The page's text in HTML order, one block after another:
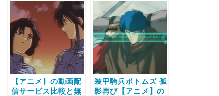
ビス比較と無料で全
話視聴する方法
ビス比較と無料で全
話視聴する方法
【アニメ】の動画配
信サービス比較と無
装甲騎兵ボトムズ 孤
影再び【アニメ】の